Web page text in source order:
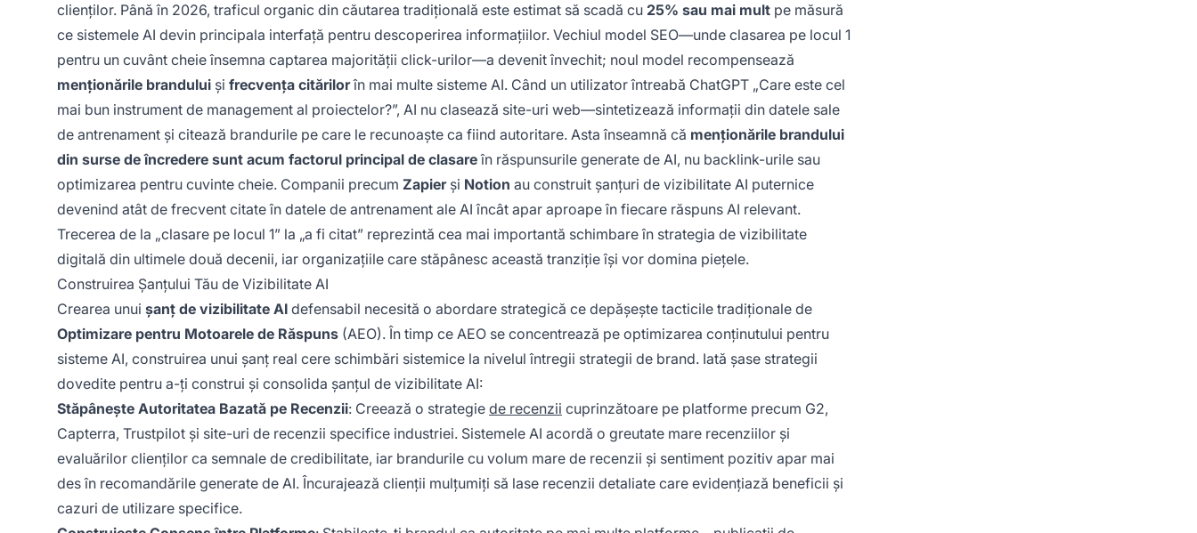
clienților. Până în 2026, traficul organic din căutarea tradițională este estimat să scadă cu 25% sau mai mult pe măsură
ce sistemele AI devin principala interfață pentru descoperirea informațiilor. Vechiul model SEO—unde clasarea pe locul 1
pentru un cuvânt cheie însemna captarea majorității click-urilor—a devenit învechit; noul model recompensează
menționările brandului și frecvența citărilorîn mai multe sisteme AI. Când un utilizator întreabă ChatGPT „Care este cel
mai bun instrument de management al proiectelor?”, AI nu clasează site-uri web—sintetizează informații din datele sale
de antrenament și citează brandurile pe care le recunoaște ca fiind autoritare. Asta înseamnă că menționările brandului
din surse de încredere sunt acum factorul principal de clasareîn răspunsurile generate de AI, nu backlink-urile sau
optimizarea pentru cuvinte cheie. Companii precum Zapierși Notion au construit șanțuri de vizibilitate AI puternice
devenind atât de frecvent citate în datele de antrenament ale AI încât apar aproape în fiecare răspuns AI relevant.
Trecerea de la „clasare pe locul 1” la „a fi citat” reprezintă cea mai importantă schimbare în strategia de vizibilitate
digitală din ultimele două decenii, iar organizațiile care stăpânesc această tranziție își vor domina piețele.
Construirea Șanțului Tău de Vizibilitate AI
Crearea unui șanț de vizibilitate AI defensabil necesită o abordare strategică ce depășește tacticile tradiționale de
Optimizare pentru Motoarele de Răspuns (AEO). În timp ce AEO se concentrează pe optimizarea conținutului pentru
sisteme AI, construirea unui șanț real cere schimbări sistemice la nivelul întregii strategii de brand. Iată șase strategii
dovedite pentru a-ți construi și consolida șanțul de vizibilitate AI:
Stăpânește Autoritatea Bazată pe Recenzii: Creează o strategie de recenzii cuprinzătoare pe platforme precum G2,
Capterra, Trustpilot și site-uri de recenzii specifice industriei. Sistemele AI acordă o greutate mare recenziilor și
evaluărilor clienților ca semnale de credibilitate, iar brandurile cu volum mare de recenzii și sentiment pozitiv apar mai
des în recomandările generate de AI. Încurajează clienții mulțumiți să lase recenzii detaliate care evidențiază beneficii și
cazuri de utilizare specifice.